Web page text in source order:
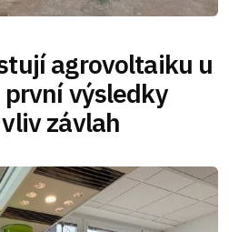
agrovoltaiku u
výsledky
závlah